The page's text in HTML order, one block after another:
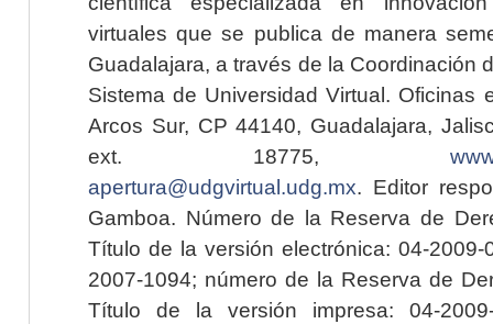
virtuales que se publica de manera
Guadalajara, a través de la Coordinación
Sistema de Universidad Virtual. Oficinas
Arcos Sur, CP 44140, Guadalajara,
ext. 18775,
apertura@udgvirtual.udg.mx. Editor
Gamboa. Número de la Reserva de
Título de la versión electrónica: 04-2009-
2007-1094; número de la Reserva de
Título de la versión impresa: 04-2009-